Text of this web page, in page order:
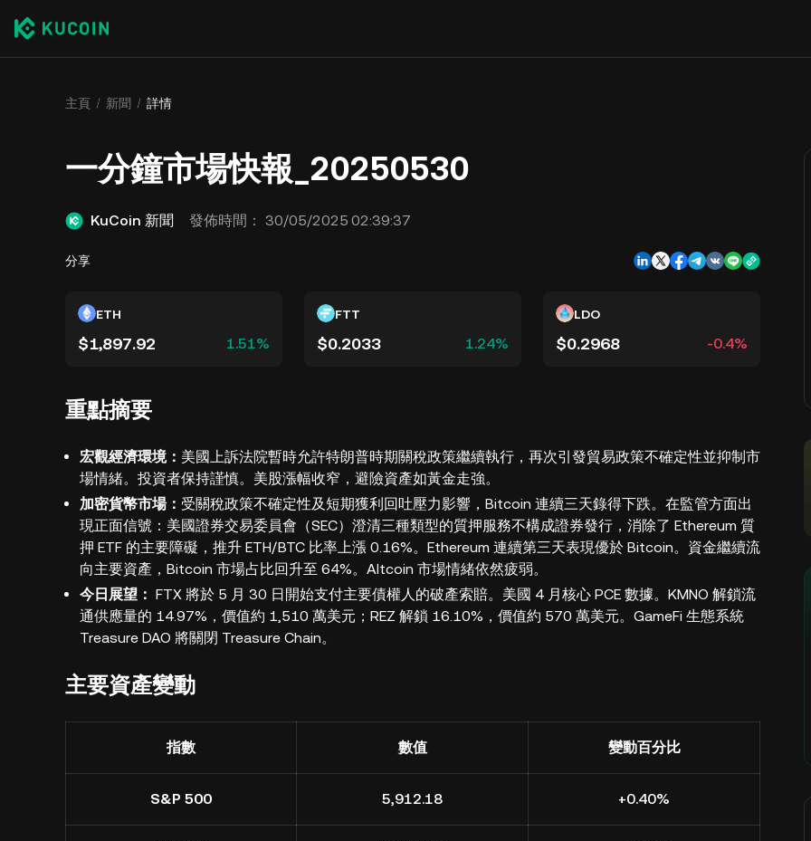
主頁 新聞 詳情
一分鐘市場快報_20250530
KuCoin 新聞 發佈時間： 30/05/2025 02:39:37
分享
ETH
$1,897.92 1.51%
FTT
$0.2033 1.24%
LDO
$0.2968 -0.4%
重點摘要
宏觀經濟環境： 美國上訴法院暫時允許特朗普時期關稅政策繼續執行，再次引發貿易政策不確定性並抑制市
場情緒。投資者保持謹慎。美股漲幅收窄，避險資產如黃金走強。
加密貨幣市場： 受關稅政策不確定性及短期獲利回吐壓力影響，Bitcoin 連續三天錄得下跌。在監管方面出
現正面信號：美國證券交易委員會（SEC）澄清三種類型的質押服務不構成證券發行，消除了 Ethereum 質
押 ETF 的主要障礙，推升 ETH/BTC 比率上漲 0.16%。Ethereum 連續第三天表現優於 Bitcoin。資金繼續流
向主要資產，Bitcoin 市場占比回升至 64%。Altcoin 市場情緒依然疲弱。
今日展望： FTX 將於 5 月 30 日開始支付主要債權人的破產索賠。美國 4 月核心 PCE 數據。KMNO 解鎖流
通供應量的 14.97%，價值約 1,510 萬美元；REZ 解鎖 16.10%，價值約 570 萬美元。GameFi 生態系統
Treasure DAO 將關閉 Treasure Chain。
主要資產變動
指數 數值 變動百分比
S&P 500 5,912.18 +0.40%